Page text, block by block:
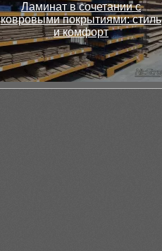
Ламинат в сочетании с
ковровыми покрытиями: стиль
и комфорт